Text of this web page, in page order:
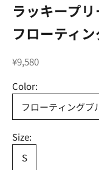
ラッキープ
フローティ
セール価格
¥9,580
Color:
フローティングブ
Size:
S